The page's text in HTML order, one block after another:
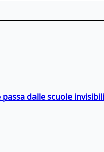
dalle scuole invisibili